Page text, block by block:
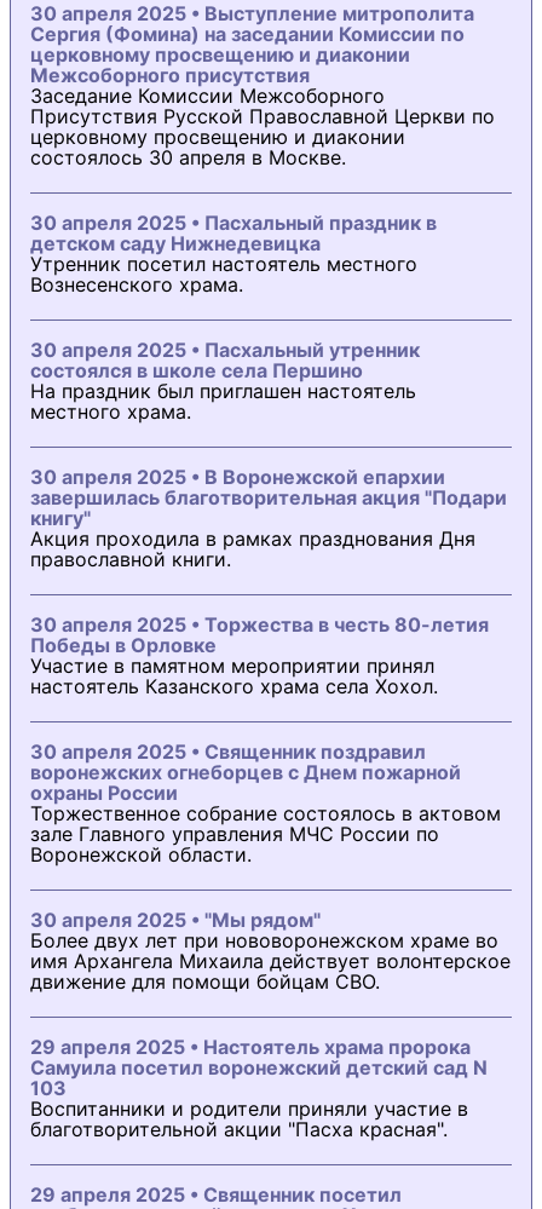
30 апреля 2025 • Выступление митрополита
Сергия (Фомина) на заседании Комиссии по
церковному просвещению и диаконии
Межсоборного присутствия
Заседание Комиссии Межсоборного
Присутствия Русской Православной Церкви по
церковному просвещению и диаконии
состоялось 30 апреля в Москве.
30 апреля 2025 • Пасхальный праздник в
детском саду Нижнедевицка
Утренник посетил настоятель местного
Вознесенского храма.
30 апреля 2025 • Пасхальный утренник
состоялся в школе села Першино
На праздник был приглашен настоятель
местного храма.
30 апреля 2025 • В Воронежской епархии
завершилась благотворительная акция "Подари
книгу"
Акция проходила в рамках празднования Дня
православной книги.
30 апреля 2025 • Торжества в честь 80-летия
Победы в Орловке
Участие в памятном мероприятии принял
настоятель Казанского храма села Хохол.
30 апреля 2025 • Священник поздравил
воронежских огнеборцев с Днем пожарной
охраны России
Торжественное собрание состоялось в актовом
зале Главного управления МЧС России по
Воронежской области.
30 апреля 2025 • "Мы рядом"
Более двух лет при нововоронежском храме во
имя Архангела Михаила действует волонтерское
движение для помощи бойцам СВО.
29 апреля 2025 • Настоятель храма пророка
Самуила посетил воронежский детский сад N
103
Воспитанники и родители приняли участие в
благотворительной акции "Пасха красная".
29 апреля 2025 • Священник посетил